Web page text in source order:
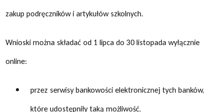
zakup podręczników i artykułów szkolnych.
Wnioski można składać od 1 lipca do 30 listopada wyłącznie
online:
przez serwisy bankowości elektronicznej tych banków,
które udostępniły taką możliwość,